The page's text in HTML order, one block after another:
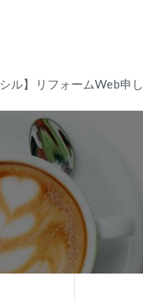
ォーム
テラ
ル】 リフォームWeb申